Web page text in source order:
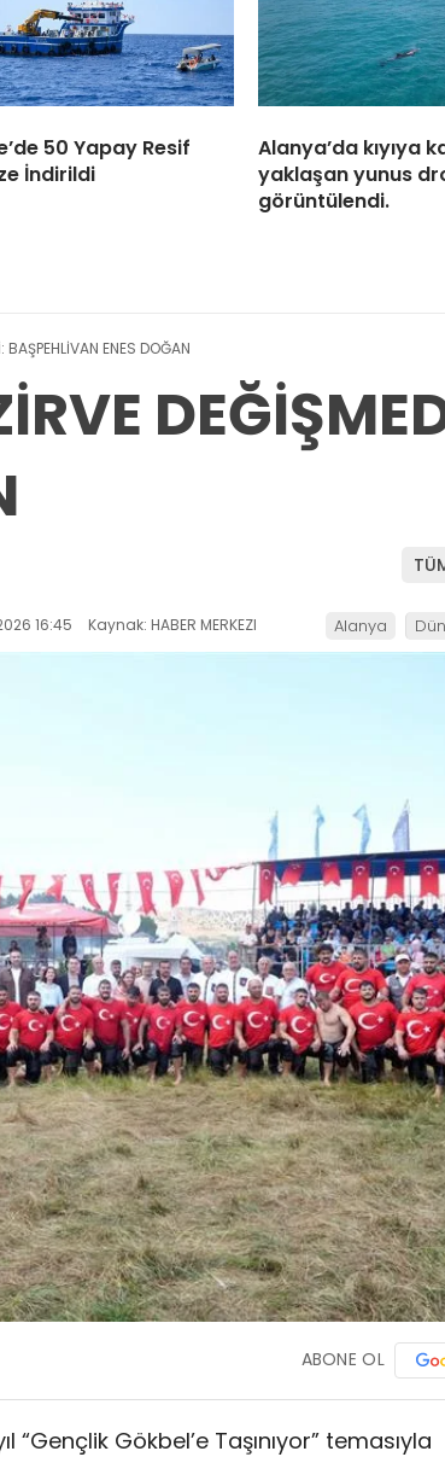
50 Yapay Resif
İndirildi
Alanya’da kıyıya
yaklaşan yunus
görüntülendi.
BAŞPEHLİVAN ENES DOĞAN
16:45 Kaynak: HABER MERKEZI Alanya
ABONE OL
Gökbel’e Taşınıyor” temasıyla